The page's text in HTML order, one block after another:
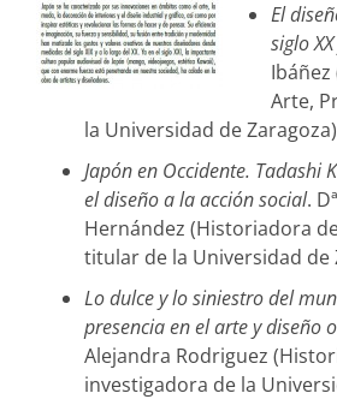
El
siglo XX
Arte,
la Universidad de
Japón en Occidente. Tadashi
el diseño a la acción social.
Hernández (Historiadora
titular de la Universidad de
Lo dulce y lo siniestro del
presencia en el arte y diseño
Alejandra Rodriguez
investigadora de la